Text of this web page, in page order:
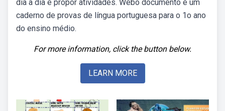
dia a dia e propor atividades. Webo documento é um
caderno de provas de língua portuguesa para o 1o ano
do ensino médio.
For more information, click the button below.
LEARN MORE